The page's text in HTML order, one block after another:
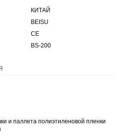
КИТАЙ
BEISU
CE
BS-200
и паллета полиэтиленовой пленки